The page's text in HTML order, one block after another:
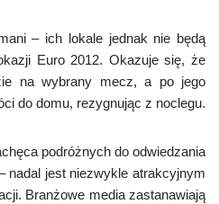
– ich lokale jednak nie będą
Euro 2012. Okazuje się, że
na wybrany mecz, a po jego
do domu, rezygnując z noclegu.
podróżnych do odwiedzania
nadal jest niezwykle atrakcyjnym
Branżowe media zastanawiają